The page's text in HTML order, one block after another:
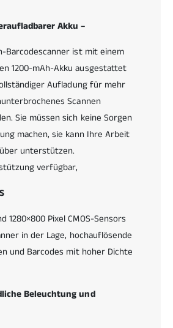
Akku –
Barcodescanner ist mit einem
1200-mAh-Akku ausgestattet
Aufladung für mehr
Scannen
Sie müssen sich keine Sorgen
machen, sie kann Ihre Arbeit
unterstützen.
verfügbar,
1280×800 Pixel CMOS-Sensors
in der Lage, hochauflösende
und Barcodes mit hoher Dichte
Beleuchtung und